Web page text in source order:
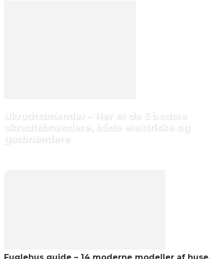
Ukrudtsbrænder – Her er de 5 bedste
ukrudtsbrændere, både elektriske og
gasbrændere